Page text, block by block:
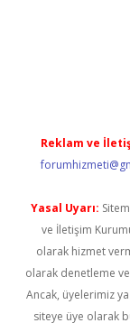
Reklam ve
Yasal Uyarı:
ve İletişim
olarak hizmet
olarak denetleme
Ancak, üyelerimiz
siteye üye olarak